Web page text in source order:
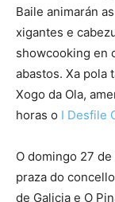
Baile animarán
xigantes e
showcooking en
abastos. Xa pola
Xogo da Ola,
horas o I Desfile
O domingo 27
praza do
de Galicia e O